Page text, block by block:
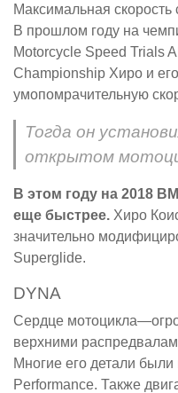
Максимальная скорость
В прошлом году на
Motorcycle Speed Trials
Championship Хиро и
умопомрачительную
Тогда он
открытом
В этом году на 2018
еще быстрее. Хиро
значительно
Superglide.
DYNA
Сердце
верхними
Многие его детали
Performance. Также